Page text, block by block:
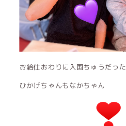
お給仕おわりに入国ちゅうだった
ひかげちゃんもなかちゃん